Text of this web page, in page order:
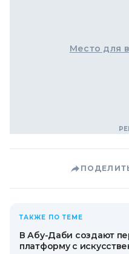
Место для
ТАКЖЕ ПО ТЕМЕ
В Абу-Даби создают
платформу с